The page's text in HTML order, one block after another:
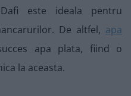
este ideala pentru
De altfel, apa
apa plata, fiind o
la aceasta.